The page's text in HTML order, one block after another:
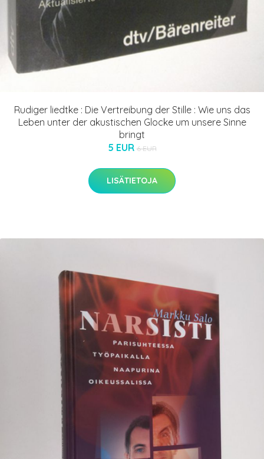
Rudiger liedtke : Die Vertreibung der Stille : Wie uns das
Leben unter der akustischen Glocke um unsere Sinne
bringt
5 EUR 6 EUR
LISÄTIETOJA